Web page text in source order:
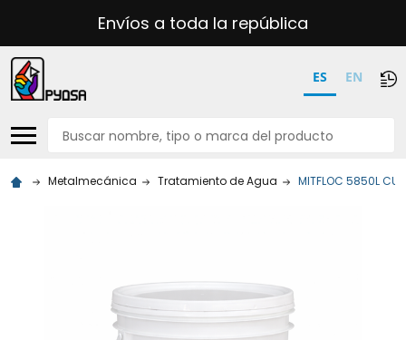
Envíos a toda la república
ES EN
Buscar
Metalmecánica Tratamiento de Agua MITFLOC 5850L